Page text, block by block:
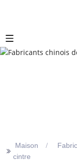
>> Maison
cintre